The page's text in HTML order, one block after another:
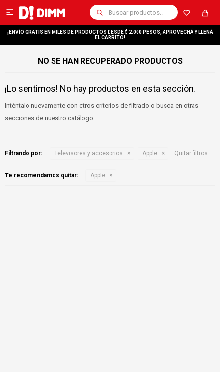

¡ENVÍO GRATIS EN MILES DE PRODUCTOS DESDE $ 2.000 PESOS, APROVECHÁ Y LLENÁ
EL CARRITO!
NO SE HAN RECUPERADO PRODUCTOS
¡Lo sentimos! No hay productos en esta sección.
Inténtalo nuevamente con otros criterios de filtrado o busca en otras
secciones de nuestro catálogo.
Filtrando por: Televisores y accesorios Apple Quitar filtros
Te recomendamos quitar: Apple